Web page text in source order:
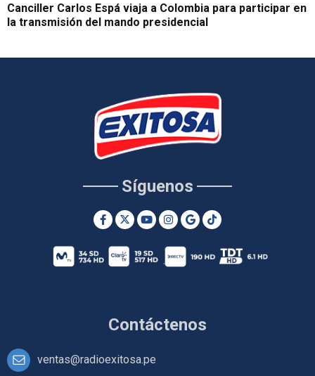
Canciller Carlos Espá viaja a Colombia para participar en
la transmisión del mando presidencial
Contáctenos
ventas@radioexitosa.pe
Síguenos